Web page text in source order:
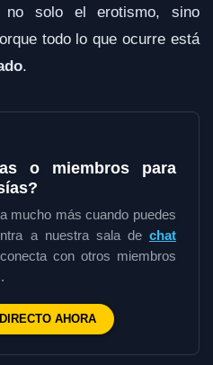
no solo el erotismo, sino
todo lo que ocurre está
.
o miembros para
mucho más cuando puedes
a nuestra sala de chat
con otros miembros
AHORA